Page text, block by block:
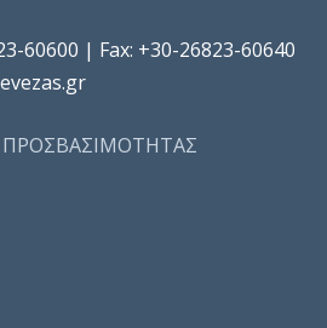
60600 | Fax: +30-26823-60640